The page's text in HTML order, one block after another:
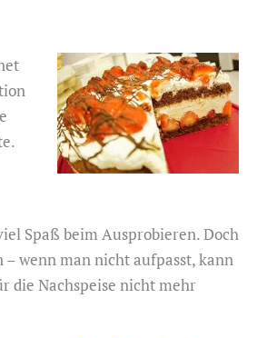
Spaß beim Ausprobieren. Doch
– wenn man nicht aufpasst, kann
die Nachspeise nicht mehr